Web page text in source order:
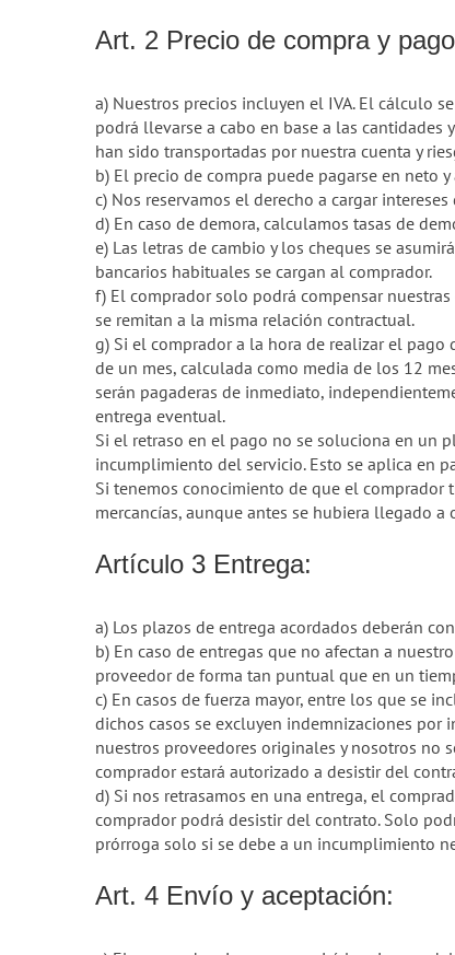
Art. 2 Precio de compra y
a) Nuestros precios incluyen el IVA. El cálculo
podrá llevarse a cabo en base a las
han sido transportadas por nuestra cuenta y
b) El precio de compra puede pagarse en neto
c) Nos reservamos el derecho a cargar
d) En caso de demora, calculamos tasas de
e) Las letras de cambio y los cheques se
bancarios habituales se cargan al comprador.
f) El comprador solo podrá compensar
se remitan a la misma relación contractual.
g) Si el comprador a la hora de realizar el
de un mes, calculada como media de los 12
serán pagaderas de inmediato,
entrega eventual.
Si el retraso en el pago no se soluciona en un
incumplimiento del servicio. Esto se aplica en
Si tenemos conocimiento de que el comprador
mercancías, aunque antes se hubiera llegado
Artículo 3 Entrega:
a) Los plazos de entrega acordados deberán
b) En caso de entregas que no afectan a
proveedor de forma tan puntual que en un
c) En casos de fuerza mayor, entre los que se
dichos casos se excluyen indemnizaciones
nuestros proveedores originales y nosotros no
comprador estará autorizado a desistir del
d) Si nos retrasamos en una entrega, el
comprador podrá desistir del contrato. Solo
prórroga solo si se debe a un incumplimiento
Art. 4 Envío y aceptación: